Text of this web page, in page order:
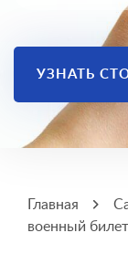
УЗНАТЬ
Главная
военный билет